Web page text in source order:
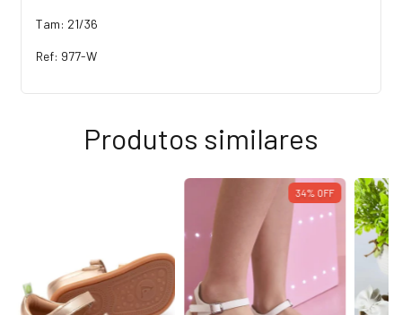
Tam: 21/36
Ref: 977-W
Produtos similares
34% OFF